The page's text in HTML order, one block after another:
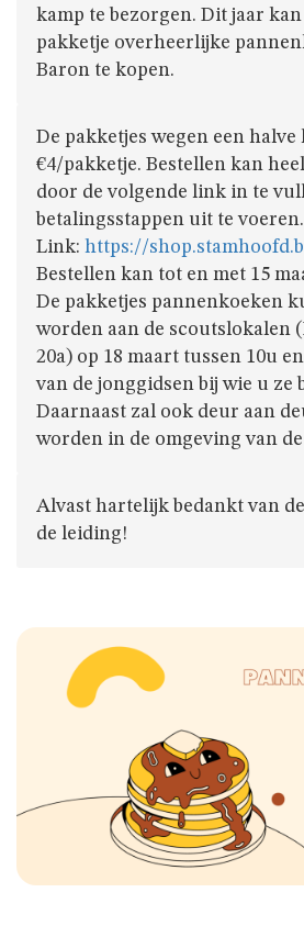
JINS
INSCHRIJVEN
LEIDING
ONZE
GROEP
STREEKBIERENAVOND
NIE
UNIFORM
kamp te bezorgen. Dit jaar
pakketje overheerlijke
Baron te kopen.
De pakketjes wegen een
€4/pakketje. Bestellen kan
door de volgende link in te
betalingsstappen uit te voeren.
Link: https://
Bestellen kan tot en met 15
De pakketjes pannenkoeken
worden aan de scoutslokalen
20a) op 18 maart tussen 10u
van de jonggidsen bij wie u ze
Daarnaast zal ook deur aan
worden in de omgeving van
Alvast hartelijk bedankt van
de leiding!